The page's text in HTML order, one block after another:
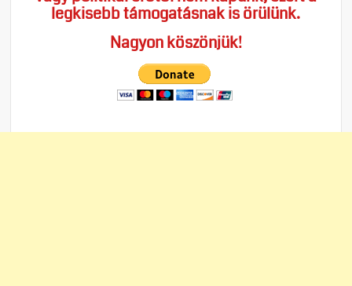
legkisebb támogatásnak is örülünk.
Nagyon köszönjük!